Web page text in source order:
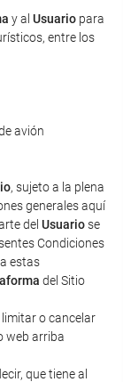
y al Usuario para
entre los
avión
, sujeto a la plena
generales aquí
del Usuariose
Condiciones
estas
del Sitio
limitar o cancelar
web arriba
que tiene al